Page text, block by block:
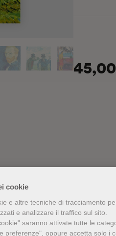
cookie
e altre tecniche di tracciamento
e analizzare il traffico sul sito.
saranno attivate tutte le
preferenze", oppure accetta solo i
stessa città
rituffa in
affrontare